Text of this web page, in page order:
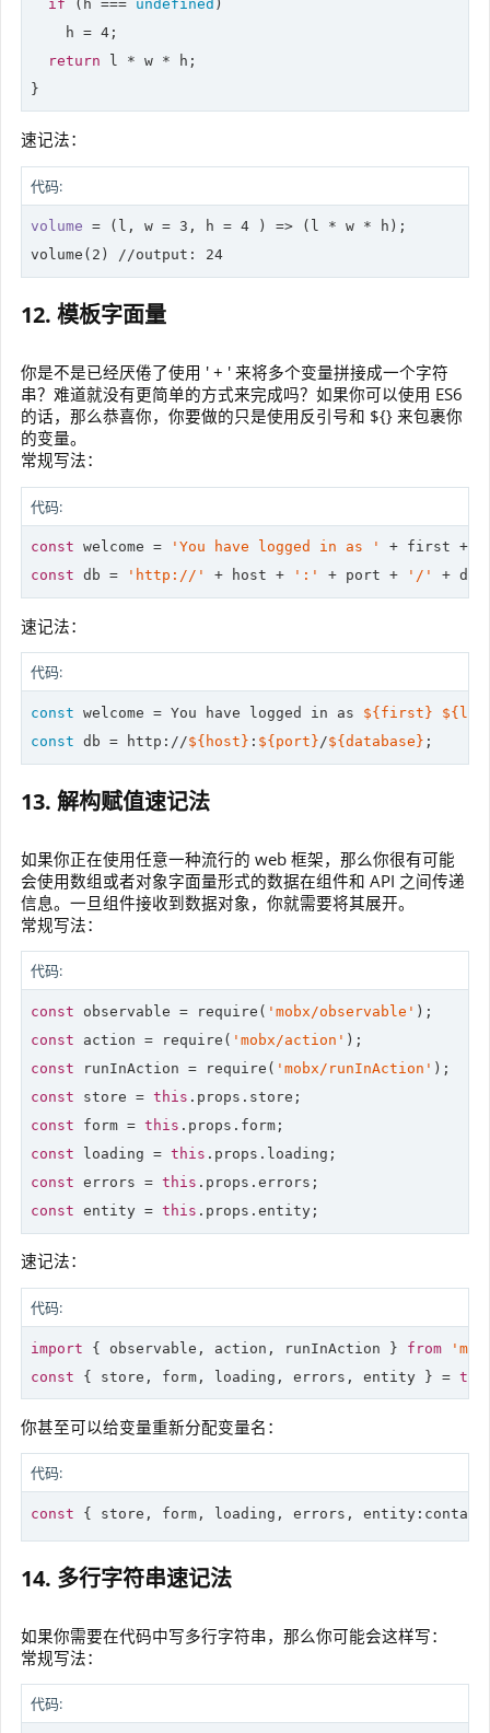
if (h === undefined )
    h =
4 ;
return l * w * h;
}
速记法：
代码:
volume = (l, w = 3 , h = 4 ) => (l * w * h);
volume( 2 ) //output: 24
12. 模板字面量
你是不是已经厌倦了使用 ' + ' 来将多个变量拼接成一个字符
串？难道就没有更简单的方式来完成吗？如果你可以使用 ES6
的话，那么恭喜你，你要做的只是使用反引号和 ${} 来包裹你
的变量。
常规写法：
代码:
const welcome = 'You have logged in as ' + first +
const db = 'http://' + host + ':' + port + '/' +
速记法：
代码:
const welcome = You have logged in as ${first}
const db = http://${host} : ${port} /${database} ;
13. 解构赋值速记法
如果你正在使用任意一种流行的 web 框架，那么你很有可能
会使用数组或者对象字面量形式的数据在组件和 API 之间传递
信息。一旦组件接收到数据对象，你就需要将其展开。
常规写法：
代码:
const observable = require ( 'mobx/observable'
const action = require ( 'mobx/action'
const runInAction = require ( 'mobx/runInAction'
const store = this
const form = this
const loading = this
const errors = this
const entity = this .props.entity;
速记法：
代码:
import { observable, action, runInAction } from
const { store, form, loading, errors, entity } =
你甚至可以给变量重新分配变量名：
代码:
const { store, form, loading, errors,
14. 多行字符串速记法
如果你需要在代码中写多行字符串，那么你可能会这样写：
常规写法：
代码: